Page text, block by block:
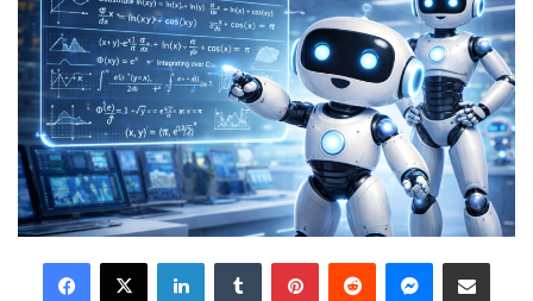
LinkedInTumblr PinterestReddit Messenger
Share via Email